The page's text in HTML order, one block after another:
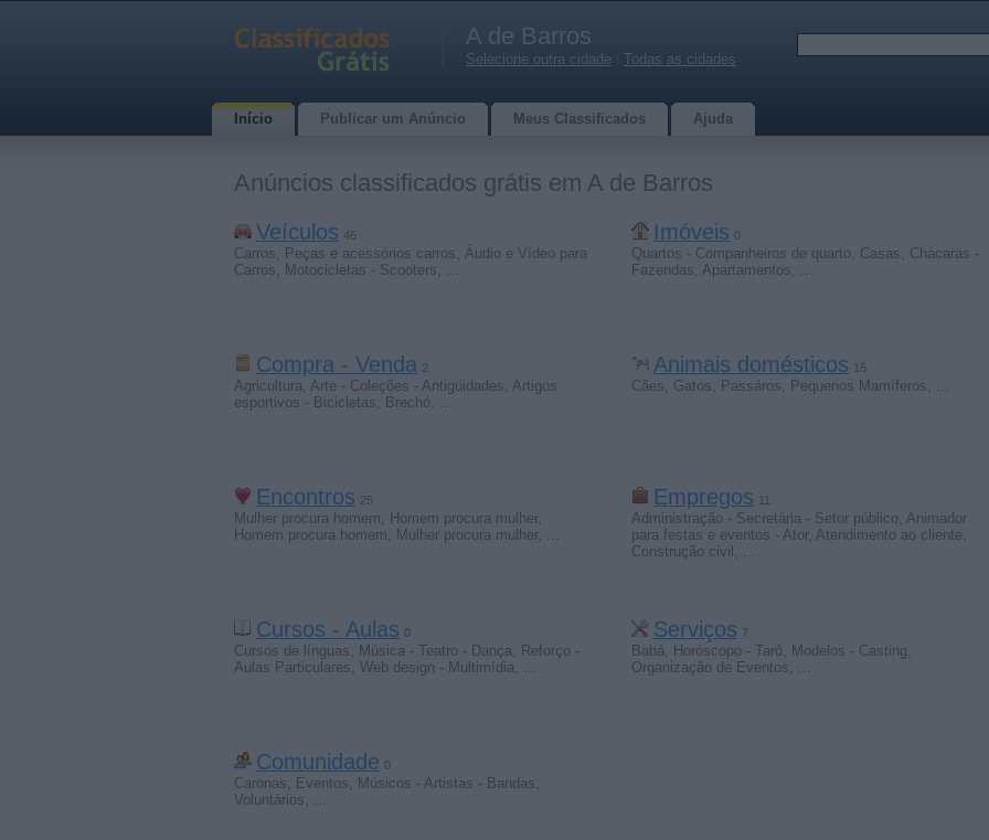
A de Barros
Selecione outra cidade Todas as cidades
Início Publicar um Anúncio Meus Classificados Ajuda
Anúncios classificados grátis em A de Barros
Veículos 46
Carros, Peças e acessórios carros, Áudio e Vídeo para
Carros, Motocicletas - Scooters, ...
Imóveis 0
Quartos - Companheiros de quarto, Casas, Chácaras -
Fazendas, Apartamentos, ...
Compra - Venda 2
Agricultura, Arte - Coleções - Antigüidades, Artigos
esportivos - Bicicletas, Brechó, ...
Animais domésticos 15
Cães, Gatos, Passáros, Pequenos Mamíferos, ...
Encontros 25
Mulher procura homem, Homem procura mulher,
Homem procura homem, Mulher procura mulher, ...
Empregos 11
Administração - Secretária - Setor público, Animador
para festas e eventos - Ator, Atendimento ao cliente,
Construção civil , ...
Cursos - Aulas 0
Cursos de línguas, Música - Teatro - Dança, Reforço -
Aulas Particulares, Web design - Multimídia, ...
Serviços 7
Babá, Horóscopo - Tarô, Modelos - Casting,
Organização de Eventos, ...
Comunidade 0
Caronas, Eventos, Músicos - Artistas - Bandas,
Voluntários, ...